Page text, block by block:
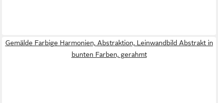
Gemälde Farbige Harmonien, Abstraktion, Leinwandbild Abstrakt in
bunten Farben, gerahmt